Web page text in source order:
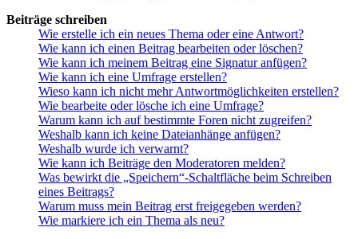
Beiträge schreiben
Wie erstelle ich ein neues Thema oder eine Antwort?
Wie kann ich einen Beitrag bearbeiten oder löschen?
Wie kann ich meinem Beitrag eine Signatur anfügen?
Wie kann ich eine Umfrage erstellen?
Wieso kann ich nicht mehr Antwortmöglichkeiten erstellen?
Wie bearbeite oder lösche ich eine Umfrage?
Warum kann ich auf bestimmte Foren nicht zugreifen?
Weshalb kann ich keine Dateianhänge anfügen?
Weshalb wurde ich verwarnt?
Wie kann ich Beiträge den Moderatoren melden?
Was bewirkt die „Speichern“-Schaltfläche beim Schreiben
eines Beitrags?
Warum muss mein Beitrag erst freigegeben werden?
Wie markiere ich ein Thema als neu?